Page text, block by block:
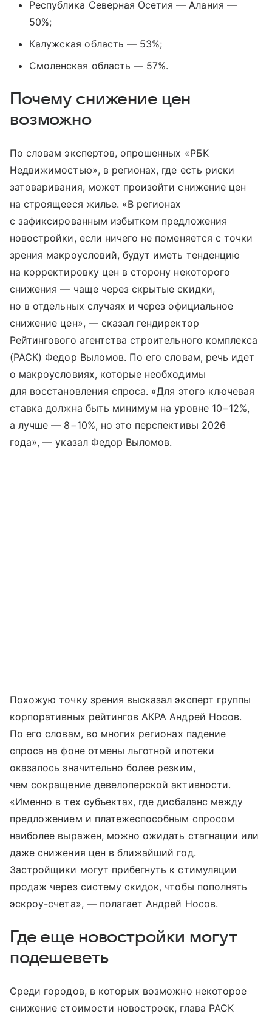
Республика Северная Осетия — Алания —
50%;
Калужская область — 53%;
Смоленская область — 57%.
Почему снижение цен
возможно
По словам экспертов, опрошенных «РБК
Недвижимостью», в регионах, где есть риски
затоваривания, может произойти снижение цен
на строящееся жилье. «В регионах
с зафиксированным избытком предложения
новостройки, если ничего не поменяется с точки
зрения макроусловий, будут иметь тенденцию
на корректировку цен в сторону некоторого
снижения — чаще через скрытые скидки,
но в отдельных случаях и через официальное
снижение цен», — сказал гендиректор
Рейтингового агентства строительного комплекса
(РАСК) Федор Выломов. По его словам, речь идет
о макроусловиях, которые необходимы
для восстановления спроса. «Для этого ключевая
ставка должна быть минимум на уровне 10−12%,
а лучше — 8−10%, но это перспективы 2026
года», — указал Федор Выломов.
Похожую точку зрения высказал эксперт группы
корпоративных рейтингов АКРА Андрей Носов.
По его словам, во многих регионах падение
спроса на фоне отмены льготной ипотеки
оказалось значительно более резким,
чем сокращение девелоперской активности.
«Именно в тех субъектах, где дисбаланс между
предложением и платежеспособным спросом
наиболее выражен, можно ожидать стагнации или
даже снижения цен в ближайший год.
Застройщики могут прибегнуть к стимуляции
продаж через систему скидок, чтобы пополнять
эскроу-счета», — полагает Андрей Носов.
Где еще новостройки могут
подешеветь
Среди городов, в которых возможно некоторое
снижение стоимости новостроек, глава РАСК